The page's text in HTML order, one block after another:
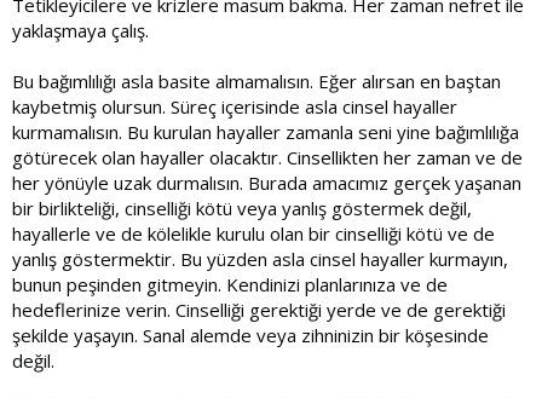
Tetikleyicilere ve krizlere masum bakma. Her zaman nefret ile
yaklaşmaya çalış.
Bu bağımlılığı asla basite almamalısın. Eğer alırsan en baştan
kaybetmiş olursun. Süreç içerisinde asla cinsel hayaller
kurmamalısın. Bu kurulan hayaller zamanla seni yine bağımlılığa
götürecek olan hayaller olacaktır. Cinsellikten her zaman ve de
her yönüyle uzak durmalısın. Burada amacımız gerçek yaşanan
bir birlikteliği, cinselliği kötü veya yanlış göstermek değil,
hayallerle ve de kölelikle kurulu olan bir cinselliği kötü ve de
yanlış göstermektir. Bu yüzden asla cinsel hayaller kurmayın,
bunun peşinden gitmeyin. Kendinizi planlarınıza ve de
hedeflerinize verin. Cinselliği gerektiği yerde ve de gerektiği
şekilde yaşayın. Sanal alemde veya zihninizin bir köşesinde
değil.